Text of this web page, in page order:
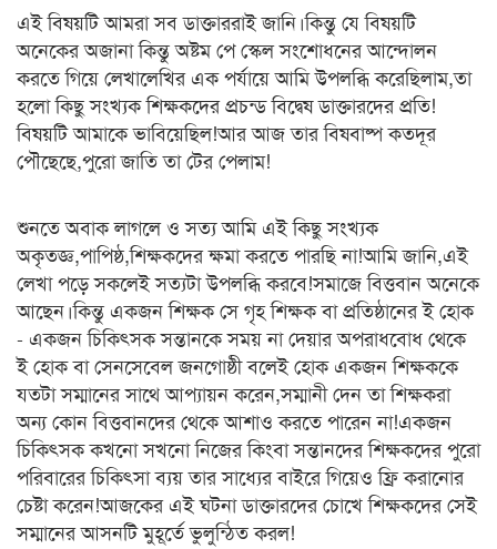
এই বিষয়টি আমরা সব ডাক্তাররাই জানি।কিন্তু যে বিষয়টি
অনেকের অজানা কিন্তু অষ্টম পে স্কেল সংশোধনের আন্দোলন
করতে গিয়ে লেখালেখির এক পর্যায়ে আমি উপলব্ধি করেছিলাম,তা
হলো কিছু সংখ্যক শিক্ষকদের প্রচন্ড বিদ্বেষ ডাক্তারদের প্রতি!
বিষয়টি আমাকে ভাবিয়েছিল!আর আজ তার বিষবাষ্প কতদূর
পৌছেছে,পুরো জাতি তা টের পেলাম!
শুনতে অবাক লাগলে ও সত্য আমি এই কিছু সংখ্যক
অকৃতজ্ঞ,পাপিষ্ঠ,শিক্ষকদের ক্ষমা করতে পারছি না!আমি জানি,এই
লেখা পড়ে সকলেই সত্যটা উপলব্ধি করবে!সমাজে বিত্তবান অনেকে
আছেন।কিন্তু একজন শিক্ষক সে গৃহ শিক্ষক বা প্রতিষ্ঠানের ই হোক
- একজন চিকিৎসক সন্তানকে সময় না দেয়ার অপরাধবোধ থেকে
ই হোক বা সেনসেবেল জনগোষ্ঠী বলেই হোক একজন শিক্ষককে
যতটা সম্মানের সাথে আপ্যায়ন করেন,সম্মানী দেন তা শিক্ষকরা
অন্য কোন বিত্তবানদের থেকে আশাও করতে পারেন না!একজন
চিকিৎসক কখনো সখনো নিজের কিংবা সন্তানদের শিক্ষকদের পুরো
পরিবারের চিকিৎসা ব্যয় তার সাধ্যের বাইরে গিয়েও ফ্রি করানোর
চেষ্টা করেন!আজকের এই ঘটনা ডাক্তারদের চোখে শিক্ষকদের সেই
সম্মানের আসনটি মুহূর্তে ভুলুন্ঠিত করল!